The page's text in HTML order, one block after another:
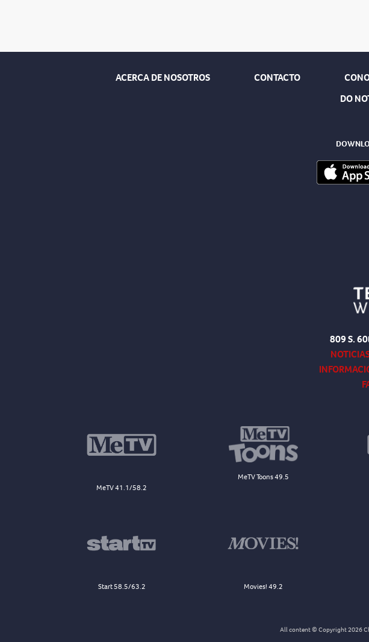
ACERCA DE NOSOTROS CONTACTO
DO
809 S.
MeTV 41.1/58.2
MeTV Toons 49.5
Start 58.5/63.2 Movies! 49.2
All content © Copyright 2026